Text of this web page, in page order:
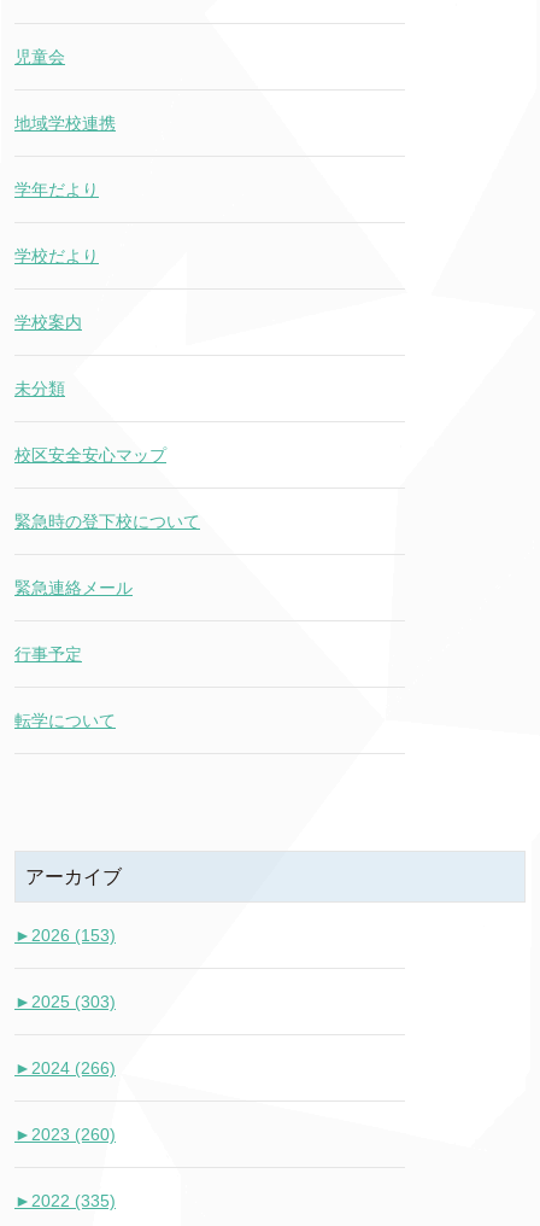
児童会
地域学校連携
学年だより
学校だより
学校案内
未分類
校区安全安心マップ
緊急時の登下校について
緊急連絡メール
行事予定
転学について
アーカイブ
► 2026 (153)
► 2025 (303)
► 2024 (266)
► 2023 (260)
► 2022 (335)